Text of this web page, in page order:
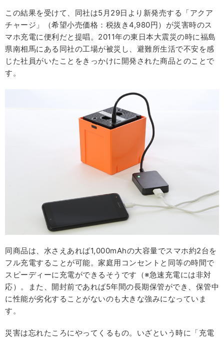
この結果を受けて、同社は5月29日より新発売する「アクア
チャージ」（希望小売価格：税抜き4,980円）が災害時のス
マホ充電に便利だと提唱。2011年の東日本大震災の時に福島
県南相馬にある同社の工場が被災し、避難所生活で不安を感
じた社員がいたことをきっかけに開発された商品とのことで
す。
同商品は、水さえあれば1,000mAhの大容量でスマホ約2台を
フル充電することが可能。家庭用コンセントと同等の時間で
スピーディーに充電ができるそうです（※急速充電には非対
応）。また、開封前であれば5年間の長期保管ができ、保管中
に性能が劣化することがないのも大きな強みになっていま
す。
災害は忘れたころにやってくるもの。いざという時に「充電